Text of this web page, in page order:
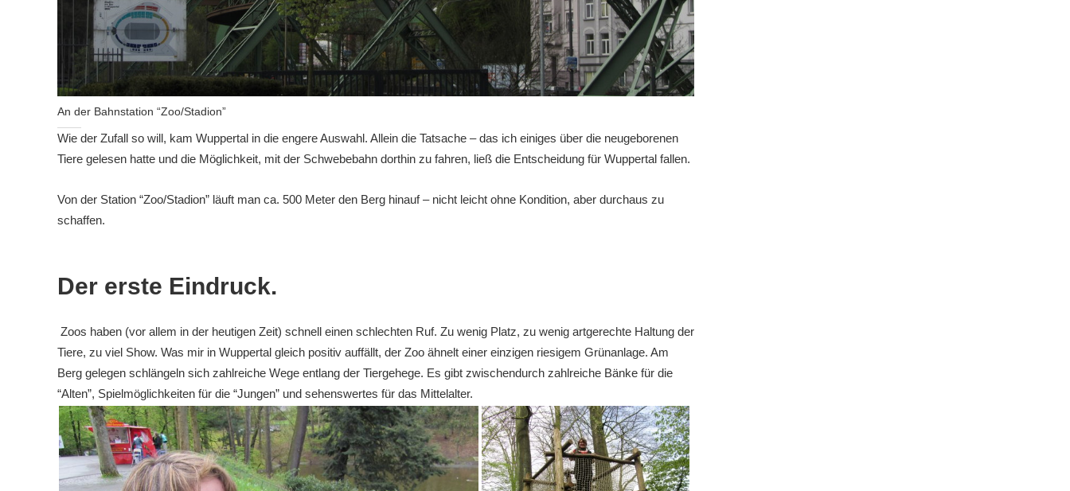
An der Bahnstation “Zoo/Stadion”
Wie der Zufall so will, kam Wuppertal in die engere Auswahl. Allein die Tatsache – das ich einiges über die neugeborenen
Tiere gelesen hatte und die Möglichkeit, mit der Schwebebahn dorthin zu fahren, ließ die Entscheidung für Wuppertal fallen.
Von der Station “Zoo/Stadion” läuft man ca. 500 Meter den Berg hinauf – nicht leicht ohne Kondition, aber durchaus zu
schaffen.
Der erste Eindruck.
Zoos haben (vor allem in der heutigen Zeit) schnell einen schlechten Ruf. Zu wenig Platz, zu wenig artgerechte Haltung der
Tiere, zu viel Show. Was mir in Wuppertal gleich positiv auffällt, der Zoo ähnelt einer einzigen riesigem Grünanlage. Am
Berg gelegen schlängeln sich zahlreiche Wege entlang der Tiergehege. Es gibt zwischendurch zahlreiche Bänke für die
“Alten”, Spielmöglichkeiten für die “Jungen” und sehenswertes für das Mittelalter.